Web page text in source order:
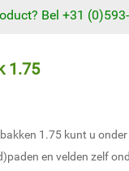
Bel +31
1.75
1.75 kunt u
en velden zelf